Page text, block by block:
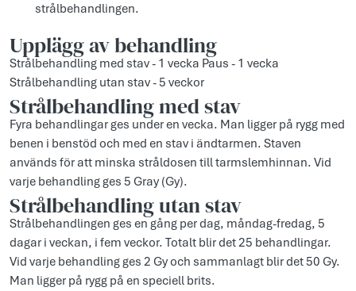
strålbehandlingen.
Upplägg av behandling
Strålbehandling med stav - 1 vecka Paus - 1 vecka
Strålbehandling utan stav - 5 veckor
Strålbehandling med stav
Fyra behandlingar ges under en vecka. Man ligger på rygg med
benen i benstöd och med en stav i ändtarmen. Staven
används för att minska stråldosen till tarmslemhinnan. Vid
varje behandling ges 5 Gray (Gy).
Strålbehandling utan stav
Strålbehandlingen ges en gång per dag, måndag-fredag, 5
dagar i veckan, i fem veckor. Totalt blir det 25 behandlingar.
Vid varje behandling ges 2 Gy och sammanlagt blir det 50 Gy.
Man ligger på rygg på en speciell brits.